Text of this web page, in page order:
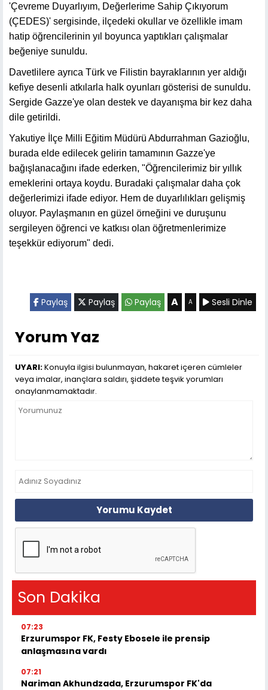
'Çevreme Duyarlıyım, Değerlerime Sahip Çıkıyorum
(ÇEDES)' sergisinde, ilçedeki okullar ve özellikle imam
hatip öğrencilerinin yıl boyunca yaptıkları çalışmalar
beğeniye sunuldu.
Davetlilere ayrıca Türk ve Filistin bayraklarının yer aldığı
kefiye desenli atkılarla halk oyunları gösterisi de sunuldu.
Sergide Gazze'ye olan destek ve dayanışma bir kez daha
dile getirildi.
Yakutiye İlçe Milli Eğitim Müdürü Abdurrahman Gazioğlu,
burada elde edilecek gelirin tamamının Gazze'ye
bağışlanacağını ifade ederken, "Öğrencilerimiz bir yıllık
emeklerini ortaya koydu. Buradaki çalışmalar daha çok
değerlerimizi ifade ediyor. Hem de duyarlılıkları gelişmiş
oluyor. Paylaşmanın en güzel örneğini ve duruşunu
sergileyen öğrenci ve katkısı olan öğretmenlerimize
teşekkür ediyorum" dedi.
Paylaş Paylaş Paylaş A A Sesli Dinle
Yorum Yaz
UYARI:Konuyla ilgisi bulunmayan, hakaret içeren cümleler
veya imalar, inançlara saldırı, şiddete teşvik yorumları
onaylanmamaktadır.
Yorumu Kaydet
Son Dakika
07:23
Erzurumspor FK, Festy Ebosele ile prensip
anlaşmasına vardı
07:21
Nariman Akhundzada, Erzurumspor FK'da